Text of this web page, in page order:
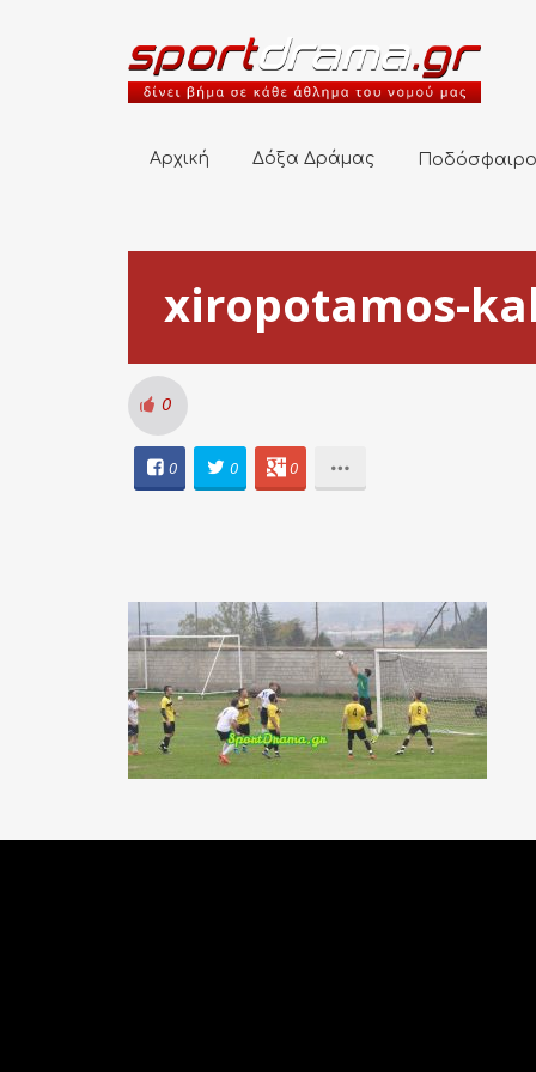
Αρχική Δόξα Δράμας Ποδόσφαιρο
xiropotamos-
0
0 0 0